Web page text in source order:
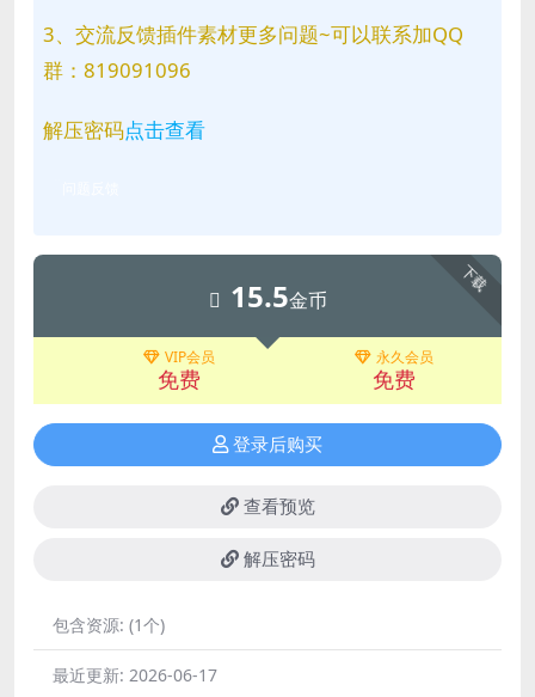
3、交流反馈插件素材更多问题~可以联系加QQ
群：819091096
解压密码点击查看
下载
15.5金币
VIP会员
免费
永久会员
免费
登录后购买
查看预览
解压密码
包含资源: (1个)
最近更新: 2026-06-17